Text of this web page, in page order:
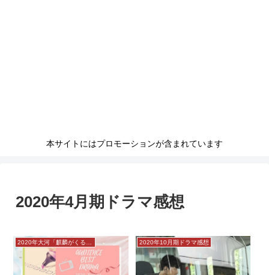
本サイトにはプロモーションが含まれています
2020年4月期ドラマ感想
2020年大河「麒麟がくる」感想 2020年10月期ドラマ感想